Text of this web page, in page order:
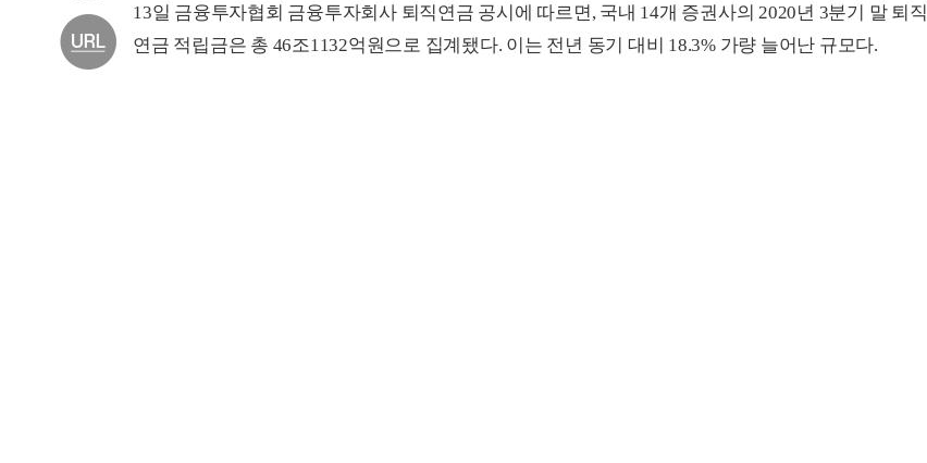
13일 금융투자협회 금융투자회사 퇴직연금 공시에 따르면, 국내 14개 증권사의 2020년 3분기 말 퇴직
연금 적립금은 총 46조1132억원으로 집계됐다. 이는 전년 동기 대비 18.3% 가량 늘어난 규모다.